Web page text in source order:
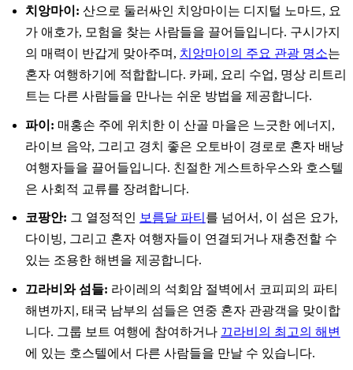
치앙마이: 산으로 둘러싸인 치앙마이는 디지털 노마드, 요
가 애호가, 모험을 찾는 사람들을 끌어들입니다. 구시가지
의 매력이 반갑게 맞아주며, 치앙마이의 주요 관광 명소는
혼자 여행하기에 적합합니다. 카페, 요리 수업, 명상 리트리
트는 다른 사람들을 만나는 쉬운 방법을 제공합니다.
파이: 매홍손 주에 위치한 이 산골 마을은 느긋한 에너지,
라이브 음악, 그리고 경치 좋은 오토바이 경로로 혼자 배낭
여행자들을 끌어들입니다. 친절한 게스트하우스와 호스텔
은 사회적 교류를 장려합니다.
코팡안: 그 열정적인 보름달 파티 를 넘어서, 이 섬은 요가,
다이빙, 그리고 혼자 여행자들이 연결되거나 재충전할 수
있는 조용한 해변을 제공합니다.
끄라비와 섬들: 라이레의 석회암 절벽에서 코피피의 파티
해변까지, 태국 남부의 섬들은 연중 혼자 관광객을 맞이합
니다. 그룹 보트 여행에 참여하거나 끄라비의 최고의 해변
에 있는 호스텔에서 다른 사람들을 만날 수 있습니다.